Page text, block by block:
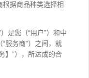
据商品种类选择相
是您（“用户”）和中
服务商”）之间，就
】”），所达成的合